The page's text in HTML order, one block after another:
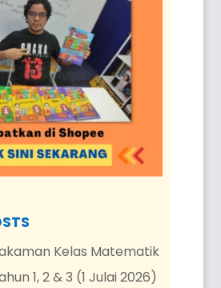
Kelas Matematik
1, 2 & 3 (1 Julai 2026)